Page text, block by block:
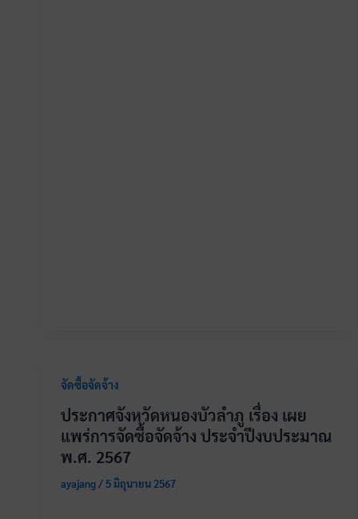
จัดซื้อจัดจ้าง
ประกาศจังหวัดหนองบัวลำภู เรื่อง เผย
แพร่การจัดซื้อจัดจ้าง ประจำปีงบประมาณ
พ.ศ. 2567
ayajang/ 5 มิถุนายน 2567